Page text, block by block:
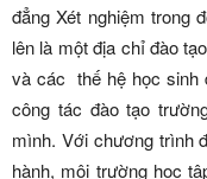
đẳng Xét nghiệm trong
lên là một địa chỉ đào
và các thế hệ học sinh
công tác đào tạo
mình. Với chương trình
hành, môi trường học